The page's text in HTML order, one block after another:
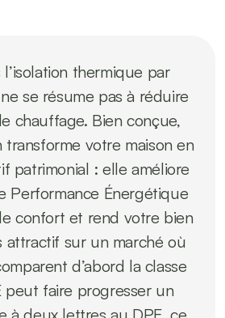
thermique par
ne se résume pas à réduire
chauffage. Bien conçue,
votre maison en
patrimonial : elle améliore
Performance Énergétique
confort et rend votre bien
attractif sur un marché où
d’abord la classe
peut faire progresser un